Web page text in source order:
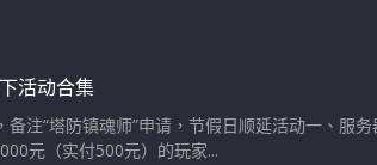
活动合集
注“塔防镇魂师”申请，节假日顺延活动一、服
元（实付500元）的玩家...